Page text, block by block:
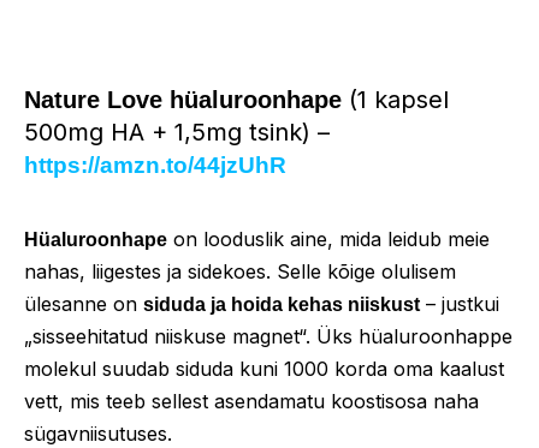
Nature Love hüaluroonhape (1 kapsel
500mg HA + 1,5mg tsink) –
https://amzn.to/44jzUhR
Hüaluroonhape on looduslik aine, mida leidub meie
nahas, liigestes ja sidekoes. Selle kõige olulisem
ülesanne on siduda ja hoida kehas niiskust – justkui
„sisseehitatud niiskuse magnet“. Üks hüaluroonhappe
molekul suudab siduda kuni 1000 korda oma kaalust
vett, mis teeb sellest asendamatu koostisosa naha
sügavniisutuses.